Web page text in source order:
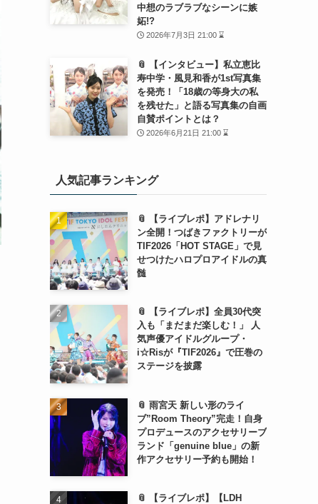
中想のラブラブなシーンに嫉
妬!?
2026年7月3日 21:00 ⌛
📎 【インタビュー】私立恵比
寿中学・風見和香が1st写真集
を発売！「18歳の等身大の私
を残せた」と語る写真集の自画
自賛ポイントとは？
2026年6月21日 21:00 ⌛
人気記事ランキング
📎 【ライブレポ】アドレナリ
ン全開！つばきファクトリーが
TIF2026「HOT STAGE」で見
せつけたハロプロアイドルの真
髄
📎 【ライブレポ】全員30代突
入も「まだまだ楽しむ！」 人
気声優アイドルグループ・
i☆Risが『TIF2026』で圧巻の
ステージを披露
📎 雨宮天 新しい形のライ
ブ”Room Theory”完走！自身
プロデュースのアクセサリーブ
ランド「genuine blue」の新
作アクセサリー予約も開始！
📎 【ライブレポ】【LDH